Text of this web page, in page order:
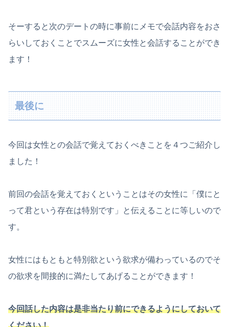
そーすると次のデートの時に事前にメモで会話内容をおさ
らいしておくことでスムーズに女性と会話することができ
ます！
最後に
今回は女性との会話で覚えておくべきことを４つご紹介し
ました！
前回の会話を覚えておくということはその女性に「僕にと
って君という存在は特別です」と伝えることに等しいので
す。
女性にはもともと特別欲という欲求が備わっているのでそ
の欲求を間接的に満たしてあげることができます！
今回話した内容は是非当たり前にできるようにしておいて